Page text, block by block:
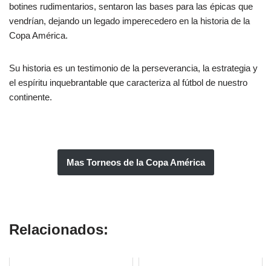
botines rudimentarios, sentaron las bases para las épicas que
vendrían, dejando un legado imperecedero en la historia de la
Copa América.
Su historia es un testimonio de la perseverancia, la estrategia y
el espíritu inquebrantable que caracteriza al fútbol de nuestro
continente.
Mas Torneos de la Copa América
Relacionados: